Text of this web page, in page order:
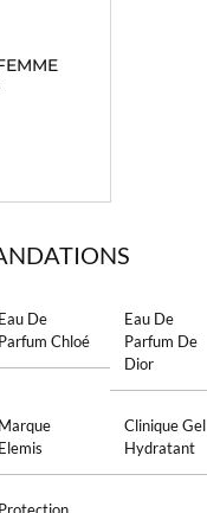
Eau De
Parfum Chloé
Eau De
Parfum De
Dior
Marque
Elemis
Clinique Gel
Hydratant